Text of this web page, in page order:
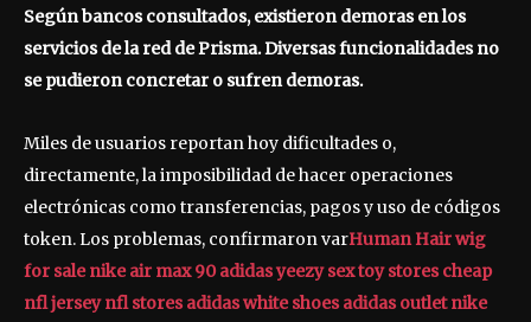
Según bancos consultados, existieron demoras en los
servicios de la red de Prisma. Diversas funcionalidades no
sepudieron concretar o sufren demoras.
Miles de usuarios reportan hoy dificultades o,
directamente, la imposibilidad de hacer operaciones
electrónicas como transferencias, pagos y uso de códigos
token. Los problemas, confirmaron varHuman Hair wig
for sale nike air max 90 adidas yeezy sex toy stores cheap
nfl jersey nfl stores adidas white shoes adidas outlet nike